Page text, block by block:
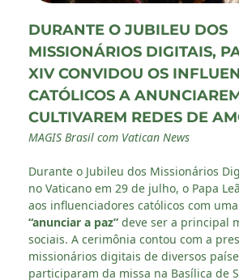
DURANTE O JUBILEU DOS
MISSIONÁRIOS DIGITAIS,
XIV CONVIDOU OS
CATÓLICOS A
CULTIVAREM REDES DE
MAGIS Brasil com Vatican News
Durante o Jubileu dos Missionários
no Vaticano em 29 de julho, o Papa
aos influenciadores católicos com
“anunciar a paz” deve ser a principal
sociais. A cerimônia contou com a
missionários digitais de diversos
participaram da missa na Basílica de